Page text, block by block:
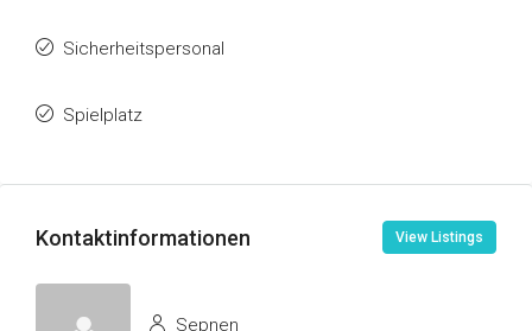
Sicherheitspersonal
Spielplatz
Kontaktinformationen View Listings
Sepnen